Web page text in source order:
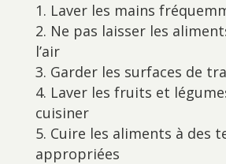
Laver les mains
Ne pas laisser les
l’air
Garder les surfaces de
Laver les fruits et
cuisiner
Cuire les aliments à des
appropriées